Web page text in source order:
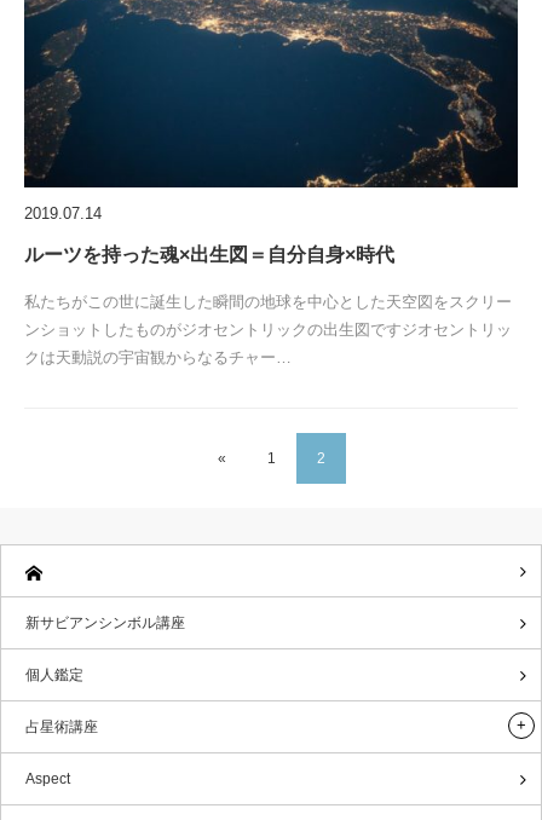
2019.07.14
ルーツを持った魂×出生図＝自分自身×時代
私たちがこの世に誕生した瞬間の地球を中心とした天空図をスクリー
ンショットしたものがジオセントリックの出生図ですジオセントリッ
クは天動説の宇宙観からなるチャー…
« 1 2
新サビアンシンボル講座
個人鑑定
占星術講座
Aspect